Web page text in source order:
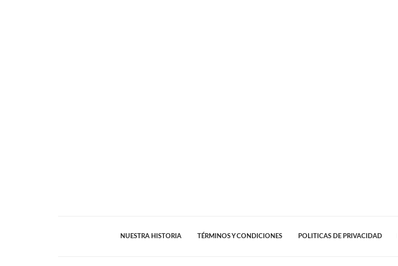
NUESTRA HISTORIA TÉRMINOS Y CONDICIONES POLITICAS DE PRIVACIDAD